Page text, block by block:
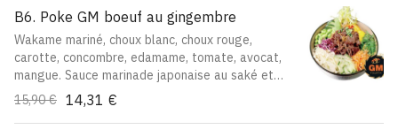
B6. Poke GM boeuf au gingembre
Wakame mariné, choux blanc, choux rouge,
carotte, concombre, edamame, tomate, avocat,
mangue. Sauce marinade japonaise au saké et
miel
15,90 € 14,31 €